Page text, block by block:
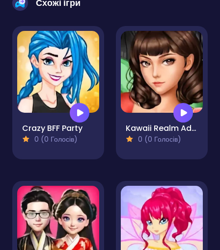
Схожі ігри
Crazy BFF Party
0 (0 Голосів)
Kawaii Realm Adventure
0 (0 Голосів)